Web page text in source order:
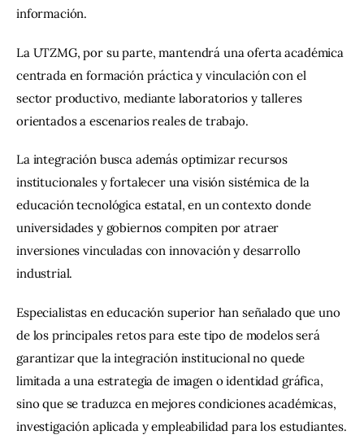
información.
La UTZMG, por su parte, mantendrá una oferta académica
centrada en formación práctica y vinculación con el
sector productivo, mediante laboratorios y talleres
orientados a escenarios reales de trabajo.
La integración busca además optimizar recursos
institucionales y fortalecer una visión sistémica de la
educación tecnológica estatal, en un contexto donde
universidades y gobiernos compiten por atraer
inversiones vinculadas con innovación y desarrollo
industrial.
Especialistas en educación superior han señalado que uno
de los principales retos para este tipo de modelos será
garantizar que la integración institucional no quede
limitada a una estrategia de imagen o identidad gráfica,
sino que se traduzca en mejores condiciones académicas,
investigación aplicada y empleabilidad para los estudiantes.